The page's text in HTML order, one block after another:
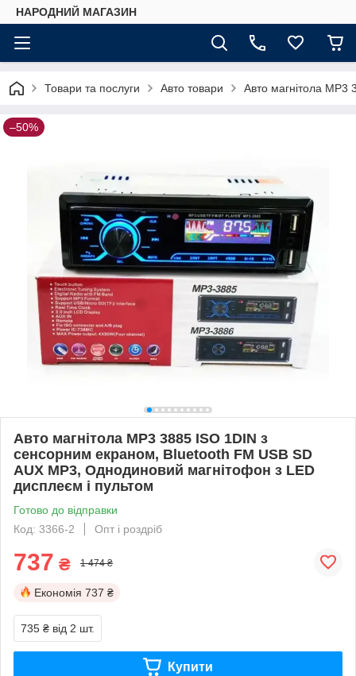
НАРОДНИЙ МАГАЗИН
Товари та послуги Авто товари Авто магнітола
–50%
Авто магнітола MP3 3885 ISO 1DIN з
сенсорним екраном, Bluetooth FM USB SD
AUX MP3, Однодиновий магнітофон з LED
дисплеєм і пультом
Готово до відправки
Код: 3366-2
Опт і роздріб
737 ₴ 1 474 ₴
Економія 737 ₴
735 ₴ від 2 шт.
Купити